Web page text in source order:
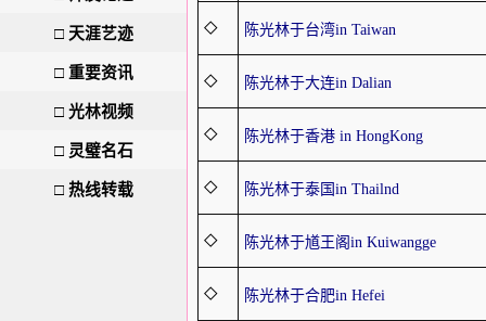
□ 天涯艺迹
□ 重要资讯
□ 光林视频
□ 灵璧名石
□ 热线转载
◇ 陈光林于台湾in Taiwan
◇ 陈光林于大连in Dalian
◇ 陈光林于香港 in HongKong
◇ 陈光林于泰国in Thailnd
◇ 陈光林于馗王阁in Kuiwangge
◇ 陈光林于合肥in Hefei